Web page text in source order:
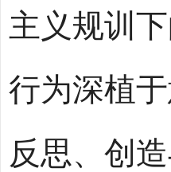
主义规训
行为深植
反思、创